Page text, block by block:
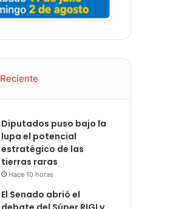
Reciente
Diputados puso bajo la
lupa el potencial
estratégico de las
tierras raras
Hace 10 horas
El Senado abrió el